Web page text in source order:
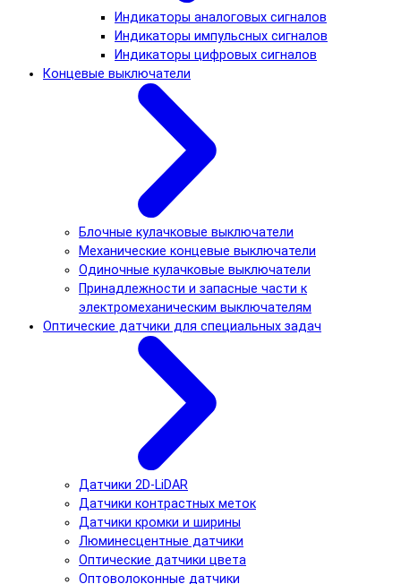
Индикаторы аналоговых сигналов
Индикаторы импульсных сигналов
Индикаторы цифровых сигналов
Концевые выключатели
Блочные кулачковые выключатели
Механические концевые выключатели
Одиночные кулачковые выключатели
Принадлежности и запасные части к
электромеханическим выключателям
Оптические датчики для специальных задач
Датчики 2D-LiDAR
Датчики контрастных меток
Датчики кромки и ширины
Люминесцентные датчики
Оптические датчики цвета
Оптоволоконные датчики